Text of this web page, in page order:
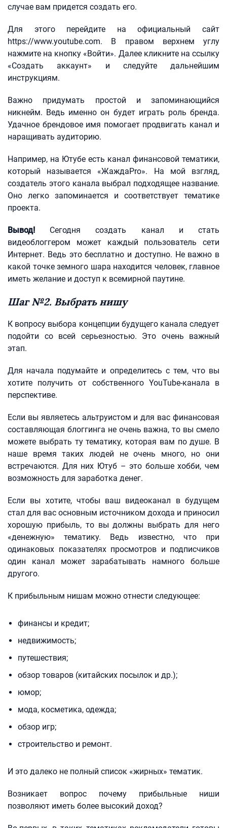
случае вам придется создать его.
Для этого перейдите на официальный сайт
https://www.youtube.com. В правом верхнем углу
нажмите на кнопку «Войти». Далее кликните на ссылку
«Создать аккаунт» и следуйте дальнейшим
инструкциям.
Важно придумать простой и запоминающийся
никнейм. Ведь именно он будет играть роль бренда.
Удачное брендовое имя помогает продвигать канал и
наращивать аудиторию.
Например, на Ютубе есть канал финансовой тематики,
который называется «ЖаждаPro». На мой взгляд,
создатель этого канала выбрал подходящее название.
Оно легко запоминается и соответствует тематике
проекта.
Вывод! Сегодня создать канал и стать
видеоблоггером может каждый пользователь сети
Интернет. Ведь это бесплатно и доступно. Не важно в
какой точке земного шара находится человек, главное
иметь желание и доступ к всемирной паутине.
Шаг №2. Выбрать нишу
К вопросу выбора концепции будущего канала следует
подойти со всей серьезностью. Это очень важный
этап.
Для начала подумайте и определитесь с тем, что вы
хотите получить от собственного YouTube-канала в
перспективе.
Если вы являетесь альтруистом и для вас финансовая
составляющая блоггинга не очень важна, то вы смело
можете выбрать ту тематику, которая вам по душе. В
наше время таких людей не очень много, но они
встречаются. Для них Ютуб – это больше хобби, чем
возможность для заработка денег.
Если вы хотите, чтобы ваш видеоканал в будущем
стал для вас основным источником дохода и приносил
хорошую прибыль, то вы должны выбрать для него
«денежную» тематику. Ведь известно, что при
одинаковых показателях просмотров и подписчиков
один канал может зарабатывать намного больше
другого.
К прибыльным нишам можно отнести следующее:
финансы и кредит;
недвижимость;
путешествия;
обзор товаров (китайских посылок и др.);
юмор;
мода, косметика, одежда;
обзор игр;
строительство и ремонт.
И это далеко не полный список «жирных» тематик.
Возникает вопрос почему прибыльные ниши
позволяют иметь более высокий доход?